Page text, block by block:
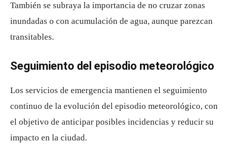
También se subraya la importancia de no cruzar zonas
inundadas o con acumulación de agua, aunque parezcan
transitables.
Seguimiento del episodio meteorológico
Los servicios de emergencia mantienen el seguimiento
continuo de la evolución del episodio meteorológico, con
el objetivo de anticipar posibles incidencias y reducir su
impacto en la ciudad.